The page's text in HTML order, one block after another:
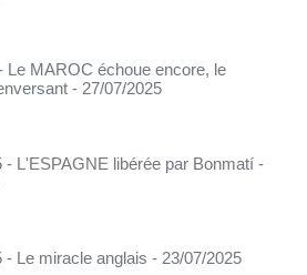
Le MAROC échoue encore, le
- 27/07/2025
- L'ESPAGNE libérée par Bonmatí -
- Le miracle anglais - 23/07/2025